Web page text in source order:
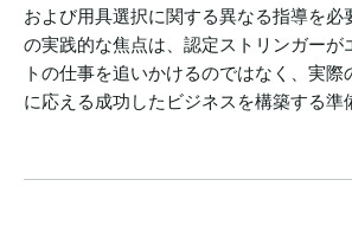
および用具選択に関する異なる指導を必
の実践的な焦点は、認定ストリンガーが
トの仕事を追いかけるのではなく、実
に応える成功したビジネスを構築する準